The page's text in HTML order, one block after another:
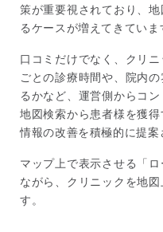
策が重要視されており、
るケースが増えてきていま
口コミだけでなく、クリ
ごとの診療時間や、院内
るかなど、運営側からコ
地図検索から患者様を獲
情報の改善を積極的に提案
マップ上で表示させる「
ながら、クリニックを地
す。